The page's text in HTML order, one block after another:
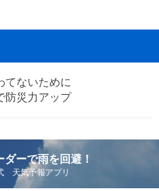
てないために
防災力アップ
ダーで雨を回避！
天気予報アプリ